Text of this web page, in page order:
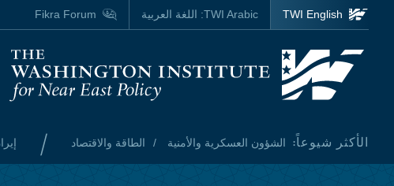
Skip to main content
Homepage
الأكثر شيوعاً: الشؤون العسكرية والأمنية الطاقة والاقتصاد /
TWI English
TWI Arabic: اللغة العربية Fikra Forum